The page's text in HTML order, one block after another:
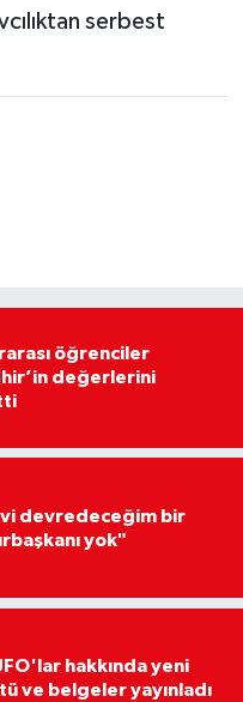
serbest
öğrenciler
değerlerini
devredeceğim bir
yok"
hakkında yeni
ve belgeler yayınladı